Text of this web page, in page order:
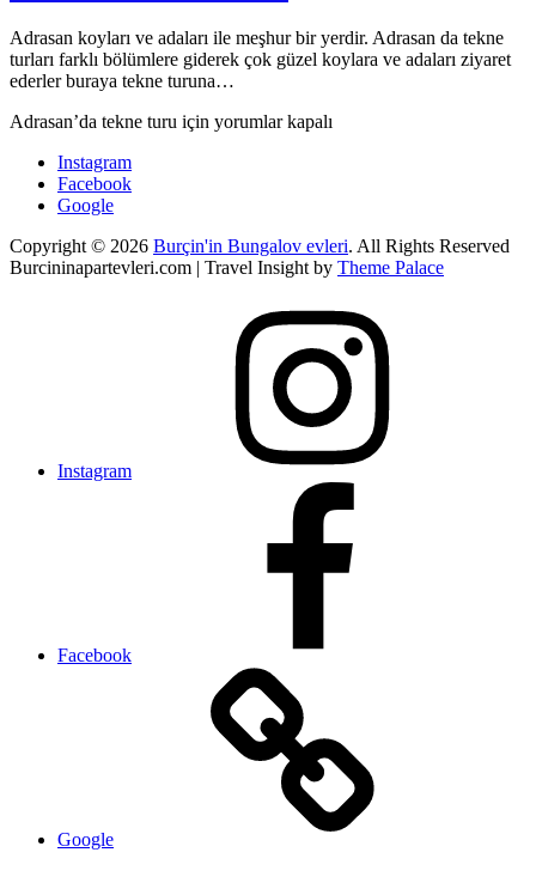
Adrasan koyları ve adaları ile meşhur bir yerdir. Adrasan da tekne
turları farklı bölümlere giderek çok güzel koylara ve adaları ziyaret
ederler buraya tekne turuna…
Adrasan’da tekne turu için yorumlar kapalı
Instagram
Facebook
Google
Copyright © 2026 Burçin'in Bungalov evleri. All Rights Reserved
Burcininapartevleri.com | Travel Insight by Theme Palace
Instagram
Facebook
Google